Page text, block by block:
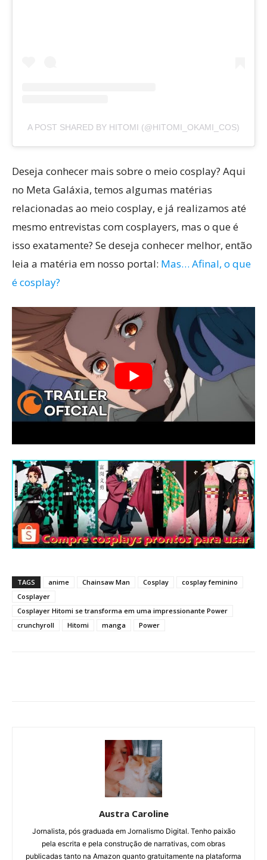
A POST SHARED BY HITOMI (@HITOMI_OKAMI_COS)
Deseja conhecer mais sobre o meio cosplay? Aqui
no Meta Galáxia, temos algumas matérias
relacionadas ao meio cosplay, e já realizamos até
mesmo entrevistas com cosplayers, mas o que é
isso exatamente? Se deseja conhecer melhor, então
leia a matéria em nosso portal: Mas… Afinal, o que
é cosplay?
TAGS anime Chainsaw Man Cosplay
cosplay feminino
Cosplayer
Cosplayer Hitomi se transforma em uma impressionante Power
crunchyroll
Hitomi manga Power
Austra Caroline
Jornalista, pós graduada em Jornalismo Digital. Tenho paixão
pela escrita e pela construção de narrativas, com obras
publicadas tanto na Amazon quanto gratuitamente na plataforma